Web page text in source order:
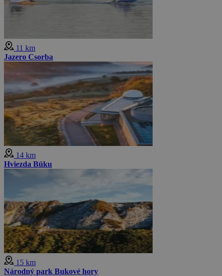
11 km
Jazero Csorba
14 km
Hviezda Büku
15 km
Národný park Bukové hory